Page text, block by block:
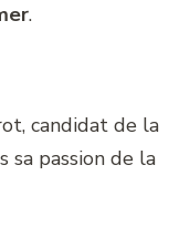
.
candidat de la
sa passion de la